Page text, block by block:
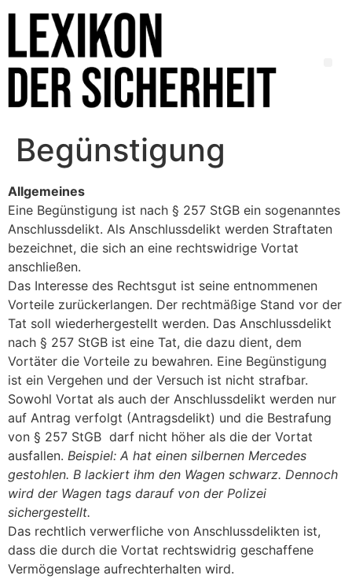
Begünstigung
Allgemeines
Eine Begünstigung ist nach § 257 StGB ein sogenanntes
Anschlussdelikt. Als Anschlussdelikt werden Straftaten
bezeichnet, die sich an eine rechtswidrige Vortat
anschließen.
Das Interesse des Rechtsgut ist seine entnommenen
Vorteile zurückerlangen. Der rechtmäßige Stand vor der
Tat soll wiederhergestellt werden. Das Anschlussdelikt
nach § 257 StGB ist eine Tat, die dazu dient, dem
Vortäter die Vorteile zu bewahren. Eine Begünstigung
ist ein Vergehen und der Versuch ist nicht strafbar.
Sowohl Vortat als auch der Anschlussdelikt werden nur
auf Antrag verfolgt (Antragsdelikt) und die Bestrafung
von § 257 StGB darf nicht höher als die der Vortat
ausfallen. Beispiel: A hat einen silbernen Mercedes
gestohlen. B lackiert ihm den Wagen schwarz. Dennoch
wird der Wagen tags darauf von der Polizei
sichergestellt.
Das rechtlich verwerfliche von Anschlussdelikten ist,
dass die durch die Vortat rechtswidrig geschaffene
Vermögenslage aufrechterhalten wird.